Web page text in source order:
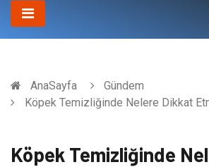
AnaSayfa
Gündem
Köpek Temizliğinde Nelere Dikkat
Köpek Temizliğinde